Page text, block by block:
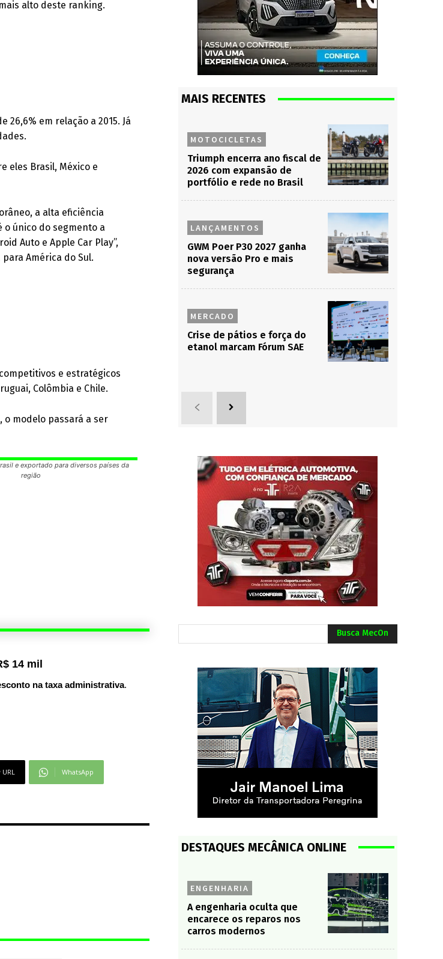
alto deste ranking.
26,6% em relação a 2015. Já
eles Brasil, México e
a alta eficiência
o único do segmento a
Auto e Apple Car Play”,
América do Sul.
e estratégicos
Colômbia e Chile.
modelo passará a ser
e exportado para diversos países da
região
14 mil
na taxa administrativa.
URL WhatsApp
MAIS RECENTES
MOTOCICLETAS
Triumph encerra ano fiscal de
2026 com expansão de
portfólio e rede no Brasil
LANÇAMENTOS
GWM Poer P30 2027 ganha
nova versão Pro e mais
segurança
MERCADO
Crise de pátios e força do
etanol marcam Fórum SAE
Busca MecOn
DESTAQUES MECÂNICA ONLINE
ENGENHARIA
A engenharia oculta que
encarece os reparos nos
carros modernos